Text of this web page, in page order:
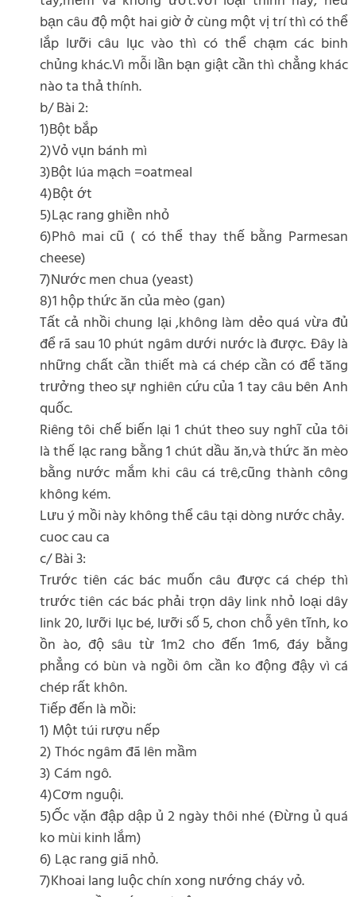
bạn câu độ một hai giờ ở cùng một vị trí thì có thể
lắp lưỡi câu lục vào thì có thể chạm các binh
chủng khác.Vì mỗi lần bạn giật cần thì chẳng khác
nào ta thả thính.
b/ Bài 2:
1)Bột bắp
2)Vỏ vụn bánh mì
3)Bột lúa mạch =oatmeal
4)Bột ớt
5)Lạc rang ghiền nhỏ
6)Phô mai cũ ( có thể thay thế bằng Parmesan
cheese)
7)Nước men chua (yeast)
8)1 hộp thức ăn của mèo (gan)
Tất cả nhồi chung lại ,không làm dẻo quá vừa đủ
để rã sau 10 phút ngâm dưới nước là được. Đây là
những chất cần thiết mà cá chép cần có để tăng
trưởng theo sự nghiên cứu của 1 tay câu bên Anh
quốc.
Riêng tôi chế biến lại 1 chút theo suy nghĩ của tôi
là thế lạc rang bằng 1 chút dầu ăn,và thức ăn mèo
bằng nước mắm khi câu cá trê,cũng thành công
không kém.
Lưu ý mồi này không thể câu tại dòng nước chảy.
cuoc cau ca
c/ Bài 3:
Trước tiên các bác muốn câu được cá chép thì
trước tiên các bác phải trọn dây link nhỏ loại dây
link 20, lưỡi lục bé, lưỡi số 5, chon chỗ yên tĩnh, ko
ồn ào, độ sâu từ 1m2 cho đến 1m6, đáy bằng
phẳng có bùn và ngồi ôm cần ko động đậy vì cá
chép rất khôn.
Tiếp đến là mồi:
1) Một túi rượu nếp
2) Thóc ngâm đã lên mầm
3) Cám ngô.
4)Cơm nguội.
5)Ốc vặn đập dập ủ 2 ngày thôi nhé (Đừng ủ quá
ko mùi kinh lắm)
6) Lạc rang giã nhỏ.
7)Khoai lang luộc chín xong nướng cháy vỏ.